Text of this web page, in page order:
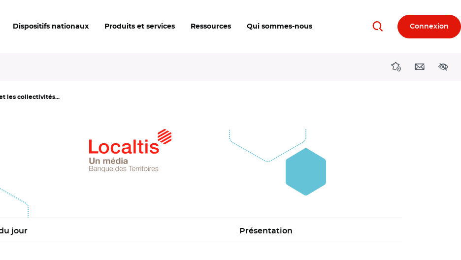
Dispositifs nationaux Produits et services Ressources Qui sommes-nous RechercherConnexion
DirectionsContact
les collectivités...
jour Présentation